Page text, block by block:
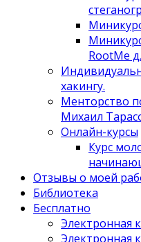
RootMe
хакингу.
Менторство
Михаил
Онлайн-курсы
Курс
Отзывы о моей
Библиотека
Бесплатно
Электронная
Электронная